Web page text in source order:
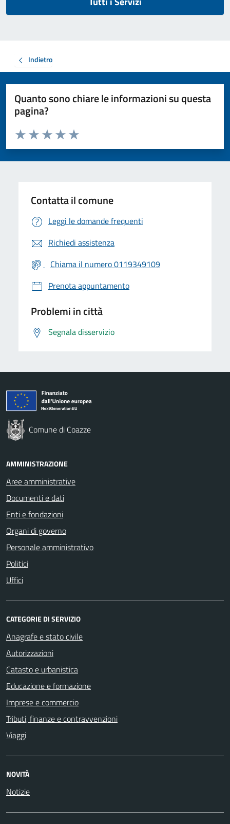
Indietro
Quanto sono chiare le informazioni su questa
pagina?
Valuta da 1 a 5 stelle la pagina
Valuta 5 stelle su 5
Valuta 4 stelle su 5
Valuta 3 stelle su 5
Valuta 2 stelle su 5
Valuta 1 stelle su 5
Contatta il comune
Leggi le domande frequenti
Richiedi assistenza
Chiama il numero 0119349109
Prenota appuntamento
Problemi in città
Segnala disservizio
Comune di Coazze
AMMINISTRAZIONE
Aree amministrative
Documenti e dati
Enti e fondazioni
Organi di governo
Personale amministrativo
Politici
Uffici
CATEGORIE DI SERVIZIO
Anagrafe e stato civile
Autorizzazioni
Catasto e urbanistica
Educazione e formazione
Imprese e commercio
Tributi, finanze e contravvenzioni
Viaggi
NOVITÀ
Notizie